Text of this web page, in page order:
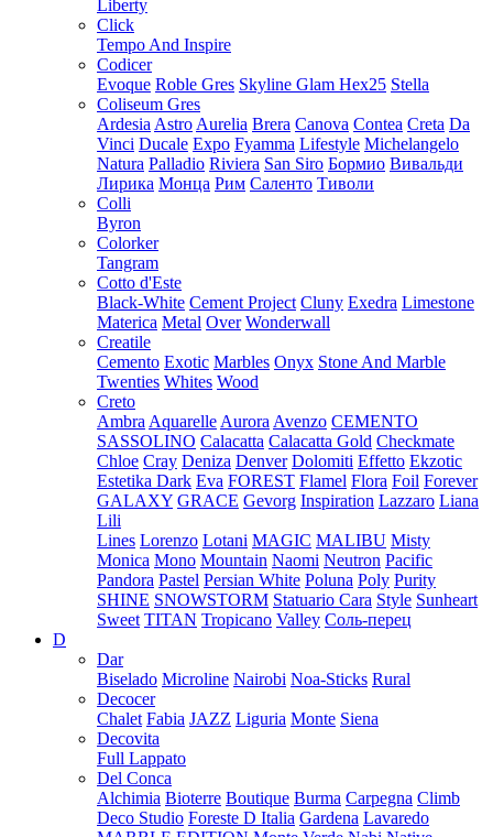
Liberty
Click
Tempo And Inspire
Codicer
Evoque Roble Gres Skyline Glam Hex25 Stella
Coliseum Gres
Ardesia Astro Aurelia Brera Canova Contea Creta Da
Vinci Ducale Expo Fyamma Lifestyle Michelangelo
Natura Palladio Riviera San Siro Бормио Вивальди
Лирика Монца Рим Саленто Тиволи
Colli
Byron
Colorker
Tangram
Cotto d'Este
Black-White Cement Project Cluny Exedra Limestone
Materica Metal Over Wonderwall
Creatile
Cemento Exotic Marbles Onyx Stone And Marble
Twenties Whites Wood
Creto
Ambra Aquarelle Aurora Avenzo CEMENTO
SASSOLINO Calacatta Calacatta Gold Checkmate
Chloe Cray Deniza Denver Dolomiti Effetto Ekzotic
Estetika Dark Eva FOREST Flamel Flora Foil Forever
GALAXY GRACE Gevorg Inspiration Lazzaro Liana
Lili
Lines Lorenzo Lotani MAGIC MALIBU Misty
Monica Mono Mountain Naomi Neutron Pacific
Pandora Pastel Persian White Poluna Poly Purity
SHINE SNOWSTORM Statuario Cara Style Sunheart
Sweet TITAN Tropicano Valley Соль-перец
D
Dar
Biselado Microline Nairobi Noa-Sticks Rural
Decocer
Chalet Fabia JAZZ Liguria Monte Siena
Decovita
Full Lappato
Del Conca
Alchimia Bioterre Boutique Burma Carpegna Climb
Deco Studio Foreste D Italia Gardena Lavaredo